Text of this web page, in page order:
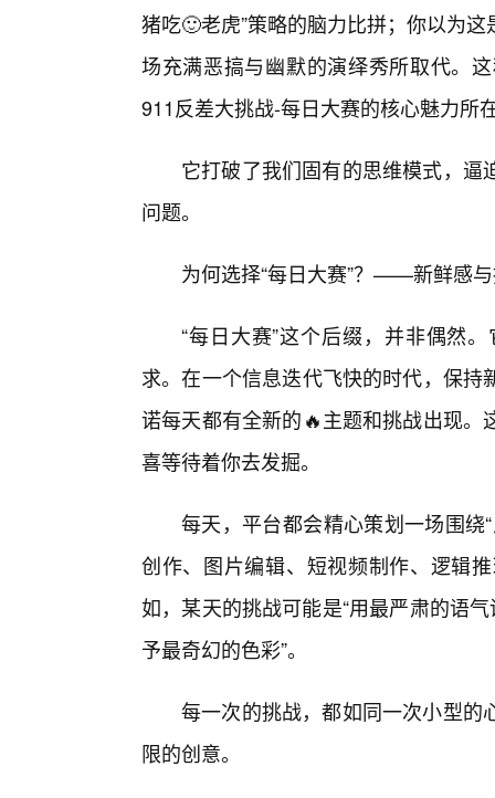
猪吃🙂老虎”策略的脑力比拼；你以为
场充满恶搞与幽默的演绎秀所取代。
911反差大挑战-每日大赛的核心魅力所
它打破了我们固有的思维模式，
问题。
为何选择“每日大赛”？——新鲜感
“每日大赛”这个后缀，并非偶然
求。在一个信息迭代飞快的时代，保
诺每天都有全新的🔥主题和挑战出现
喜等待着你去发掘。
每天，平台都会精心策划一场围绕
创作、图片编辑、短视频制作、逻辑
如，某天的挑战可能是“用最严肃的语
予最奇幻的色彩”。
每一次的挑战，都如同一次小型的
限的创意。